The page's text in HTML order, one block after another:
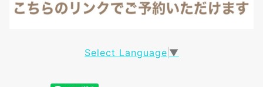
Select Language ▼